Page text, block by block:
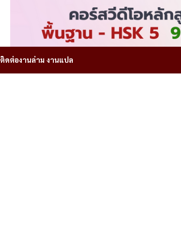
ติดต่องานล่าม งานแปล